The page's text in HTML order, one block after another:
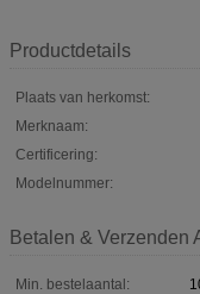
Productdetails
Plaats van herkomst:
Merknaam:
Certificering:
Modelnummer:
Betalen & Verzenden
Min. bestelaantal: